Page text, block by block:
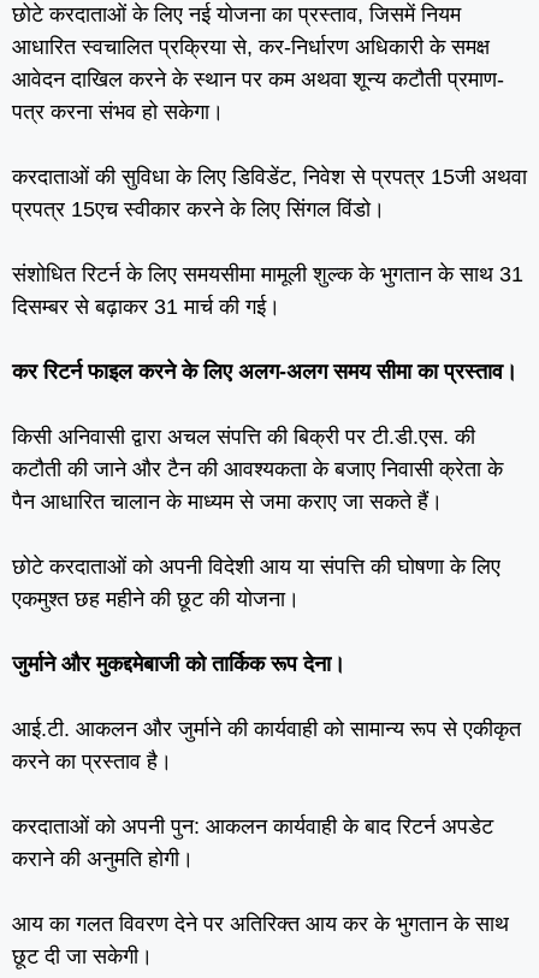
छोटे करदाताओं के लिए नई योजना का प्रस्‍ताव, जिसमें नियम
आधारित स्‍वचालित प्रक्रिया से, कर-निर्धारण अधिकारी के समक्ष
आवेदन दाखिल करने के स्‍थान पर कम अथवा शून्‍य कटौती प्रमाण-
पत्र करना संभव हो सकेगा।
करदाताओं की सुविधा के लिए डिविडेंट, निवेश से प्रपत्र 15जी अथवा
प्रपत्र 15एच स्‍वीकार करने के लिए सिंगल विंडो।
संशोधित रिटर्न के लिए समयसीमा मामूली शुल्‍क के भुगतान के साथ 31
दिसम्‍बर से बढ़ाकर 31 मार्च की गई।
कर रिटर्न फाइल करने के लिए अलग-अलग समय सीमा का प्रस्‍ताव।
किसी अनिवासी द्वारा अचल संपत्ति की बिक्री पर टी.डी.एस. की
कटौती की जाने और टैन की आवश्‍यकता के बजाए निवासी क्रेता के
पैन आधारित चालान के माध्‍यम से जमा कराए जा सकते हैं।
छोटे करदाताओं को अपनी विदेशी आय या संपत्ति की घोषणा के लिए
एकमुश्‍त छह महीने की छूट की योजना।
जुर्माने और मुकद्दमेबाजी को तार्किक रूप देना।
आई.टी. आकलन और जुर्माने की कार्यवाही को सामान्‍य रूप से एकीकृत
करने का प्रस्‍ताव है।
करदाताओं को अपनी पुन: आकलन कार्यवाही के बाद रिटर्न अपडेट
कराने की अनुमति होगी।
आय का गलत विवरण देने पर अतिरिक्‍त आय कर के भुगतान के साथ
छूट दी जा सकेगी।